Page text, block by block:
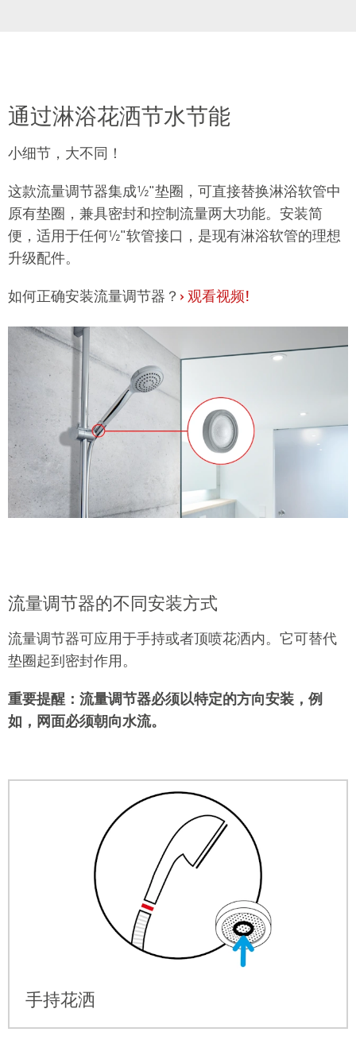
通过淋浴花洒节水节能
小细节，大不同！
这款流量调节器集成½"垫圈，可直接替换淋浴软管中
原有垫圈，兼具密封和控制流量两大功能。安装简
便，适用于任何½"软管接口，是现有淋浴软管的理想
升级配件。
如何正确安装流量调节器？ ›观看视频!
流量调节器的不同安装方式
流量调节器可应用于手持或者顶喷花洒内。它可替代
垫圈起到密封作用。
重要提醒：流量调节器必须以特定的方向安装，例
如，网面必须朝向水流。
手持花洒